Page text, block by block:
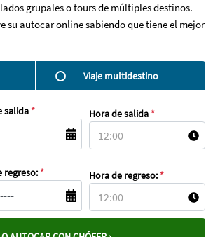
grupales o tours de múltiples destinos.
su autocar online sabiendo que tiene el mejor
Viaje multidestino
salida * Hora de salida *
regreso: * Hora de regreso: *